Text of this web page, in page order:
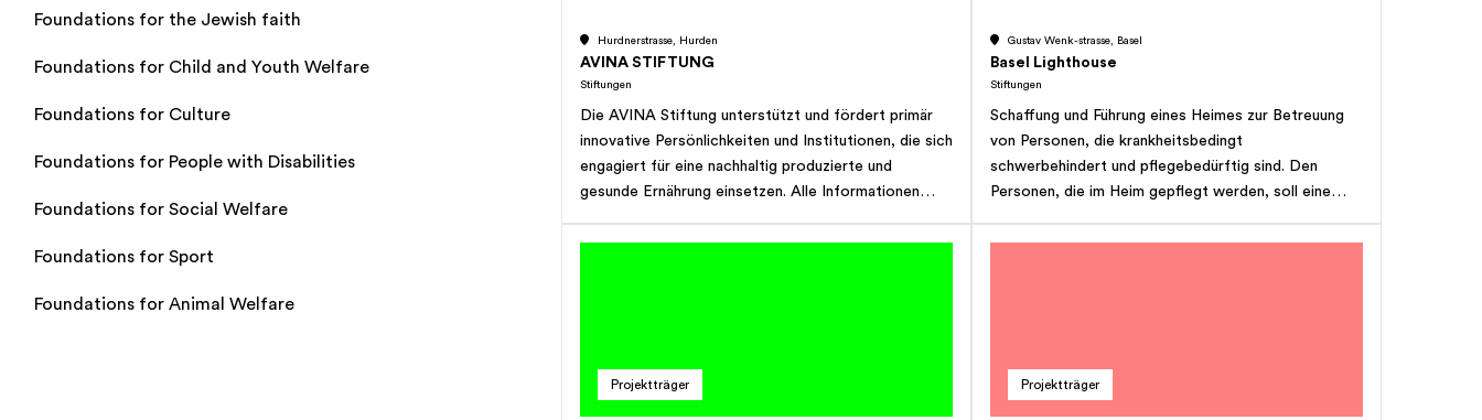
Foundations for the Jewish faith
Foundations for Child and Youth Welfare
Foundations for Culture
Foundations for People with Disabilities
Foundations for Social Welfare
Foundations for Sport
Foundations for Animal Welfare
Hurdnerstrasse, Hurden
AVINA STIFTUNG
Stiftungen
Die AVINA Stiftung unterstützt und fördert primär
innovative Persönlichkeiten und Institutionen, die sich
engagiert für eine nachhaltig produzierte und
gesunde Ernährung einsetzen. Alle Informationen
Förderbereiche: Kunst/Kultur/Film / Soziale Projekte
Lobbyismus und politische Initiativen / Projekte mit
kommerziellem Charakter
Gustav Wenk-strasse, Basel
Basel Lighthouse
Stiftungen
Schaffung und Führung eines Heimes zur Betreuung
von Personen, die krankheitsbedingt
schwerbehindert und pflegebedürftig sind. Den
Personen, die im Heim gepflegt werden, soll eine
werden. Sie soll im Zeichen der menschlichen
Projektträger Projektträger